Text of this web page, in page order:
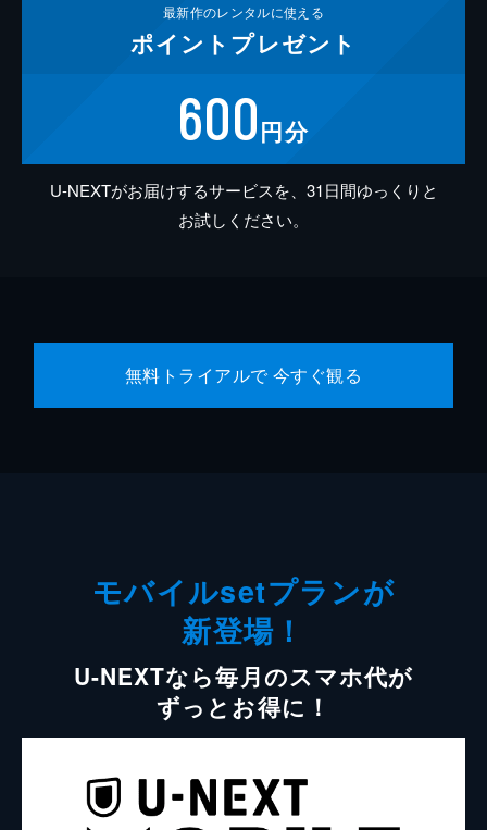
最新作のレンタルに使える
ポイント プレゼント
600円分
U-NEXTがお届けするサービスを、31日間ゆっくりと
お試しください。
無料トライアルで 今すぐ観る
モバイルsetプランが
新登場！
U-NEXTなら毎月のスマホ代が
ずっとお得に！